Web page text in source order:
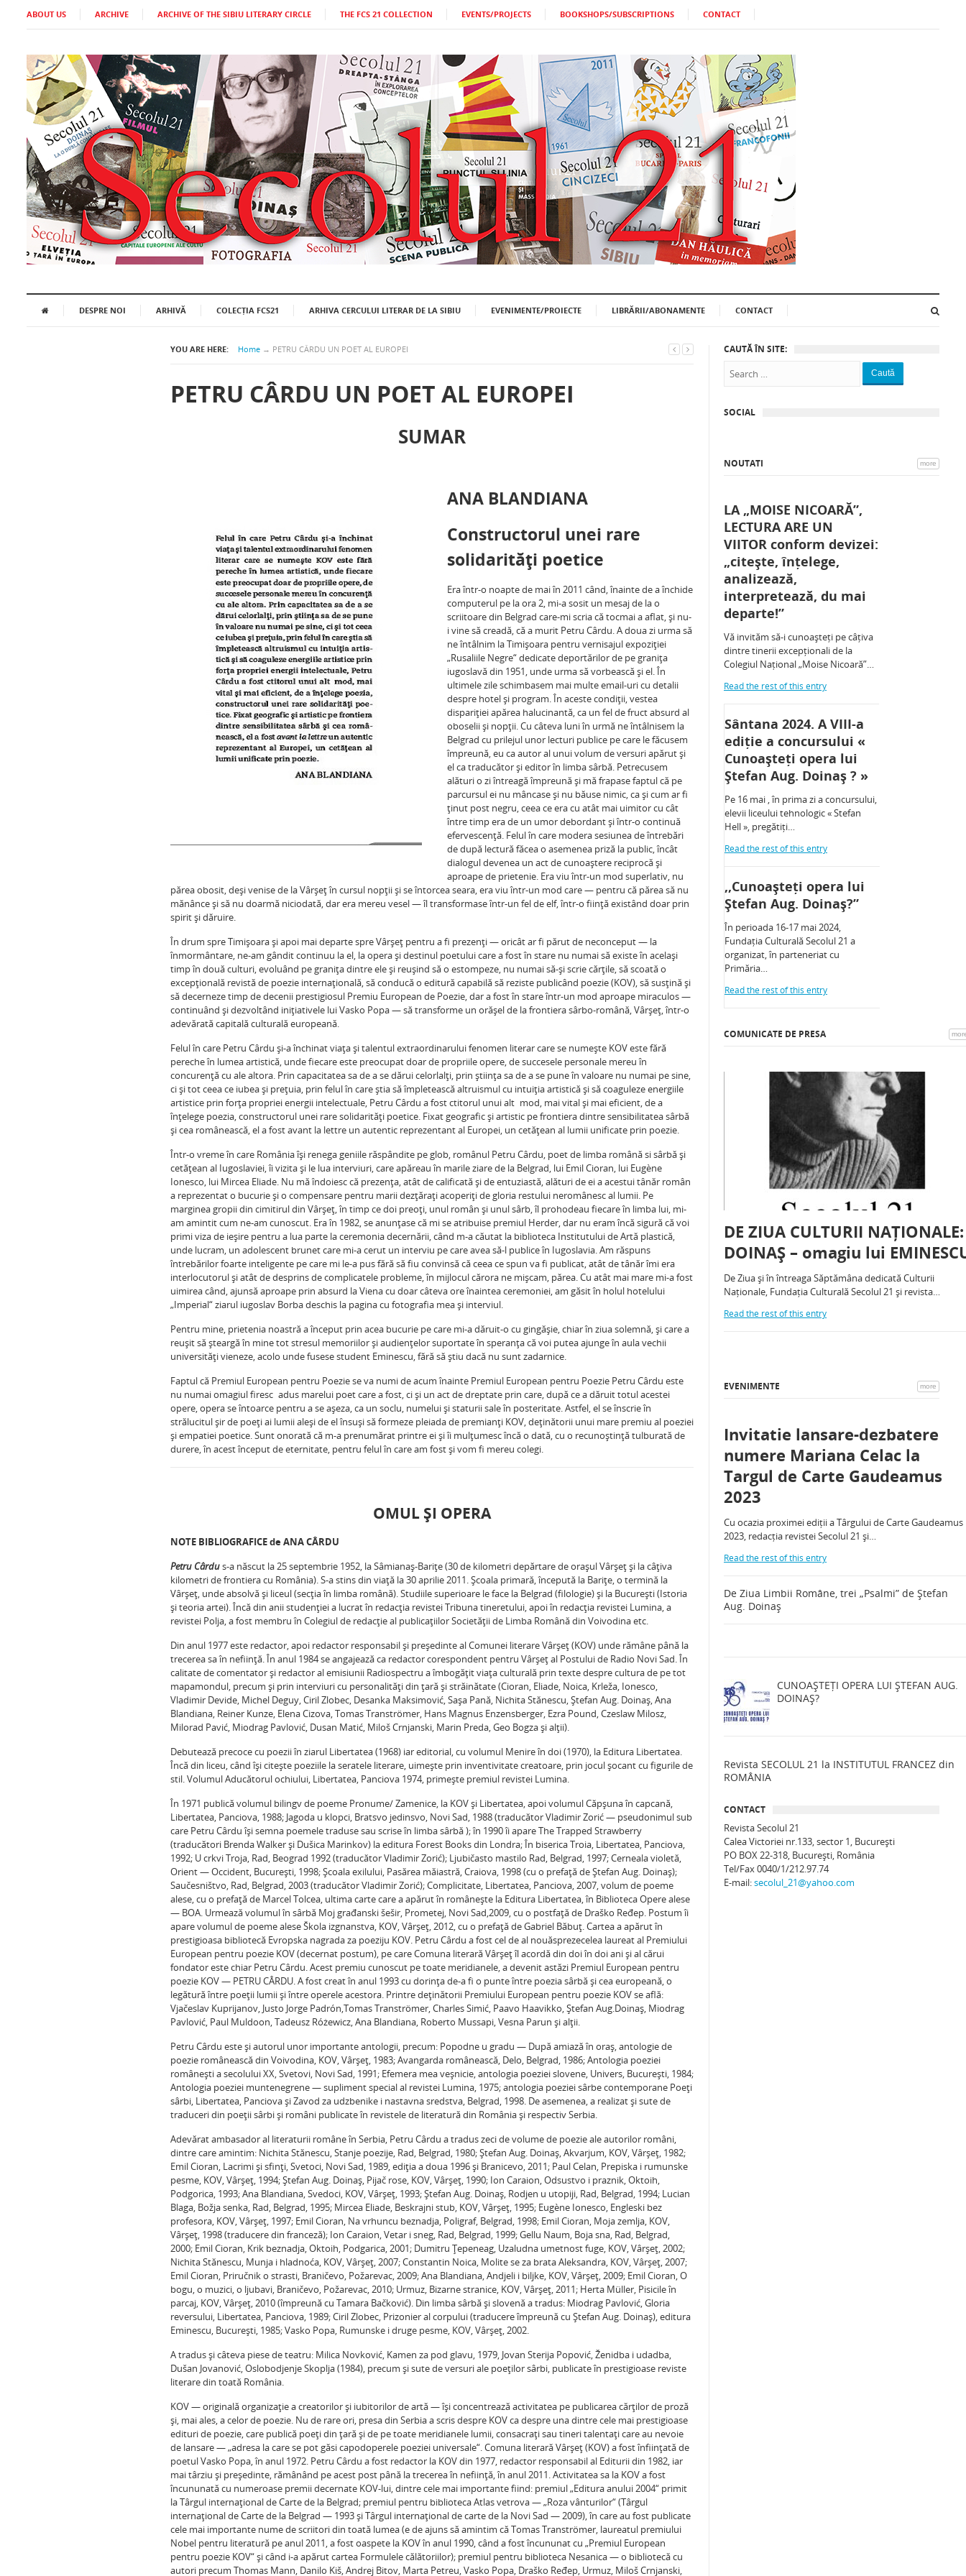
ABOUT US ARCHIVE ARCHIVE OF THE SIBIU LITERARY CIRCLE THE FCS 21 COLLECTION EVENTS/PROJECTS BOOKSHOPS/SUBSCRIPTIONS CONTACT
DESPRE NOI ARHIVĂ COLECȚIA FCS21 ARHIVA CERCULUI LITERAR DE LA SIBIU EVENIMENTE/PROIECTE LIBRĂRII/ABONAMENTE CONTACT
YOU ARE HERE: Home → PETRU CÂRDU UN POET AL EUROPEI
PETRU CÂRDU UN POET AL EUROPEI
SUMAR
ANA BLANDIANA
Constructorul unei rare
solidarităţi poetice
Era într-o noapte de mai în 2011 când, înainte de a închide
computerul pe la ora 2, mi-a sosit un mesaj de la o
scriitoare din Belgrad care-mi scria că tocmai a aflat, şi nu-
i vine să creadă, că a murit Petru Cârdu. A doua zi urma să
ne întâlnim la Timişoara pentru vernisajul expoziţiei
„Rusaliile Negre“ dedicate deportărilor de pe graniţa
iugoslavă din 1951, unde urma să vorbească şi el. În
ultimele zile schimbasem mai multe email-uri cu detalii
despre hotel şi program. În aceste condiţii, vestea
dispariţiei apărea halucinantă, ca un fel de fruct absurd al
oboselii şi nopţii. Cu câteva luni în urmă ne întâlnisem la
Belgrad cu prilejul unor lecturi publice pe care le făcusem
împreună, eu ca autor al unui volum de versuri apărut şi
el ca traducător şi editor în limba sârbă. Petrecusem
alături o zi întreagă împreună şi mă frapase faptul că pe
parcursul ei nu mâncase şi nu băuse nimic, ca şi cum ar fi
ţinut post negru, ceea ce era cu atât mai uimitor cu cât
între timp era de un umor debordant şi într-o continuă
efervescenţă. Felul în care modera sesiunea de întrebări
de după lectură făcea o asemenea priză la public, încât
dialogul devenea un act de cunoaştere reciprocă şi
aproape de prietenie. Era viu într-un mod superlativ, nu
părea obosit, deşi venise de la Vârşeţ în cursul nopţii şi se întorcea seara, era viu într-un mod care — pentru că părea să nu
mănânce şi să nu doarmă niciodată, dar era mereu vesel — îl transformase într-un fel de elf, într-o fiinţă existând doar prin
spirit şi dăruire.
În drum spre Timişoara şi apoi mai departe spre Vârşeţ pentru a fi prezenţi — oricât ar fi părut de neconceput — la
înmormântare, ne-am gândit continuu la el, la opera şi destinul poetului care a fost în stare nu numai să existe în acelaşi
timp în două culturi, evoluând pe graniţa dintre ele şi reuşind să o estompeze, nu numai să-şi scrie cărţile, să scoată o
excepţională revistă de poezie internaţională, să conducă o editură capabilă să reziste publicând poezie (KOV), să susţină şi
să decerneze timp de decenii prestigiosul Premiu European de Poezie, dar a fost în stare într-un mod aproape miraculos —
continuând şi dezvoltând iniţiativele lui Vasko Popa — să transforme un orăşel de la frontiera sârbo-română, Vârşeţ, într-o
adevărată capitală culturală europeană.
Felul în care Petru Cârdu şi-a închinat viaţa şi talentul extraordinarului fenomen literar care se numeşte KOV este fără
pereche în lumea artistică, unde fiecare este preocupat doar de propriile opere, de succesele personale mereu în
concurenţă cu ale altora. Prin capacitatea sa de a se dărui celorlalţi, prin ştiinţa sa de a se pune în valoare nu numai pe sine,
ci şi tot ceea ce iubea şi preţuia, prin felul în care ştia să împletească altruismul cu intuiţia artistică şi să coaguleze energiile
artistice prin forţa propriei energii intelectuale, Petru Cârdu a fost ctitorul unui alt mod, mai vital şi mai eficient, de a
înţelege poezia, constructorul unei rare solidarităţi poetice. Fixat geografic şi artistic pe frontiera dintre sensibilitatea sârbă
şi cea românească, el a fost avant la lettre un autentic reprezentant al Europei, un cetăţean al lumii unificate prin poezie.
Într-o vreme în care România îşi renega geniile răspândite pe glob, românul Petru Cârdu, poet de limba română si sârbă şi
cetăţean al Iugoslaviei, îi vizita şi le lua interviuri, care apăreau în marile ziare de la Belgrad, lui Emil Cioran, lui Eugène
Ionesco, lui Mircea Eliade. Nu mă îndoiesc că prezenţa, atât de calificată şi de entuziastă, alături de ei a acestui tânăr român
a reprezentat o bucurie şi o compensare pentru marii dezţăraţi acoperiţi de gloria restului neromânesc al lumii. Pe
marginea gropii din cimitirul din Vârşeţ, în timp ce doi preoţi, unul român şi unul sârb, îl prohodeau fiecare în limba lui, mi-
am amintit cum ne-am cunoscut. Era în 1982, se anunţase că mi se atribuise premiul Herder, dar nu eram încă sigură că voi
primi viza de ieşire pentru a lua parte la ceremonia decernării, când m-a căutat la biblioteca Institutului de Artă plastică,
unde lucram, un adolescent brunet care mi-a cerut un interviu pe care avea să-l publice în Iugoslavia. Am răspuns
întrebărilor foarte inteligente pe care mi le-a pus fără să fiu convinsă că ceea ce spun va fi publicat, atât de tânăr îmi era
interlocutorul şi atât de desprins de complicatele probleme, în mijlocul cărora ne mişcam, părea. Cu atât mai mare mi-a fost
uimirea când, ajunsă aproape prin absurd la Viena cu doar câteva ore înaintea ceremoniei, am găsit în holul hotelului
„Imperial“ ziarul iugoslav Borba deschis la pagina cu fotografia mea şi interviul.
Pentru mine, prietenia noastră a început prin acea bucurie pe care mi-a dăruit-o cu gingăşie, chiar în ziua solemnă, şi care a
reuşit să şteargă în mine tot stresul memoriilor şi audienţelor suportate în speranţa că voi putea ajunge în aula vechii
universităţi vieneze, acolo unde fusese student Eminescu, fără să ştiu dacă nu sunt zadarnice.
Faptul că Premiul European pentru Poezie se va numi de acum înainte Premiul European pentru Poezie Petru Cârdu este
nu numai omagiul firesc adus marelui poet care a fost, ci şi un act de dreptate prin care, după ce a dăruit totul acestei
opere, opera se întoarce pentru a se aşeza, ca un soclu, numelui şi staturii sale în posteritate. Astfel, el se înscrie în
strălucitul şir de poeţi ai lumii aleşi de el însuşi să formeze pleiada de premianţi KOV, deţinătorii unui mare premiu al poeziei
şi empatiei poetice. Sunt onorată că m-a prenumărat printre ei şi îi mulţumesc încă o dată, cu o recunoştinţă tulburată de
durere, în acest început de eternitate, pentru felul în care am fost şi vom fi mereu colegi.
OMUL ŞI OPERA
NOTE BIBLIOGRAFICE de ANA CÂRDU
Petru Cârdus-a născut la 25 septembrie 1952, la Sâmianaş-Bariţe (30 de kilometri depărtare de oraşul Vârşeţ şi la câţiva
kilometri de frontiera cu România). S-a stins din viaţă la 30 aprilie 2011. Şcoala primară, începută la Bariţe, o termină la
Vârşeţ, unde absolvă şi liceul (secţia în limba română). Studiile superioare le face la Belgrad (filologie) şi la Bucureşti (Istoria
şi teoria artei). Încă din anii studenţiei a lucrat în redacţia revistei Tribuna tineretului, apoi în redacţia revistei Lumina, a
revistei Polja, a fost membru în Colegiul de redacţie al publicaţiilor Societăţii de Limba Română din Voivodina etc.
Din anul 1977 este redactor, apoi redactor responsabil şi preşedinte al Comunei literare Vârşeţ (KOV) unde rămâne până la
trecerea sa în nefiinţă. În anul 1984 se angajează ca redactor corespondent pentru Vârşeţ al Postului de Radio Novi Sad. În
calitate de comentator şi redactor al emisiunii Radiospectru a îmbogăţit viaţa culturală prin texte despre cultura de pe tot
mapamondul, precum şi prin interviuri cu personalităţi din ţară şi străinătate (Cioran, Eliade, Noica, Krleža, Ionesco,
Vladimir Devide, Michel Deguy, Ciril Zlobec, Desanka Maksimović, Saşa Pană, Nichita Stănescu, Ştefan Aug. Doinaş, Ana
Blandiana, Reiner Kunze, Elena Cizova, Tomas Tranströmer, Hans Magnus Enzensberger, Ezra Pound, Czeslaw Milosz,
Milorad Pavić, Miodrag Pavlović, Dusan Matić, Miloš Crnjanski, Marin Preda, Geo Bogza şi alţii).
Debutează precoce cu poezii în ziarul Libertatea (1968) iar editorial, cu volumul Menire în doi (1970), la Editura Libertatea.
Încă din liceu, când îşi citeşte poeziile la seratele literare, uimeşte prin inventivitate creatoare, prin jocul şocant cu figurile de
stil. Volumul Aducătorul ochiului, Libertatea, Panciova 1974, primeşte premiul revistei Lumina.
În 1971 publică volumul bilingv de poeme Pronume/ Zamenice, la KOV şi Libertatea, apoi volumul Căpşuna în capcană,
Libertatea, Panciova, 1988; Jagoda u klopci, Bratsvo jedinsvo, Novi Sad, 1988 (traducător Vladimir Zorić — pseudonimul sub
care Petru Cârdu îşi semna poemele traduse sau scrise în limba sârbă ); în 1990 îi apare The Trapped Strawberry
(traducători Brenda Walker şi Dušica Marinkov) la editura Forest Books din Londra; În biserica Troia, Libertatea, Panciova,
1992; U crkvi Troja, Rad, Beograd 1992 (traducător Vladimir Zorić); Ljubičasto mastilo Rad, Belgrad, 1997; Cerneala violetă,
Orient — Occident, Bucureşti, 1998; Şcoala exilului, Pasărea măiastră, Craiova, 1998 (cu o prefaţă de Ştefan Aug. Doinaş);
Saučesništvo, Rad, Belgrad, 2003 (traducător Vladimir Zorić); Complicitate, Libertatea, Panciova, 2007, volum de poeme
alese, cu o prefaţă de Marcel Tolcea, ultima carte care a apărut în româneşte la Editura Libertatea, în Biblioteca Opere alese
— BOA. Urmează volumul în sârbă Moj građanski šešir, Prometej, Novi Sad,2009, cu o postfaţă de Draško Ređep. Postum îi
apare volumul de poeme alese Škola izgnanstva, KOV, Vârşeţ, 2012, cu o prefaţă de Gabriel Băbuţ. Cartea a apărut în
prestigioasa bibliotecă Evropska nagrada za poeziju KOV. Petru Cârdu a fost cel de al nouăsprezecelea laureat al Premiului
European pentru poezie KOV (decernat postum), pe care Comuna literară Vârşeţ îl acordă din doi în doi ani şi al cărui
fondator este chiar Petru Cârdu. Acest premiu cunoscut pe toate meridianele, a devenit astăzi Premiul European pentru
poezie KOV — PETRU CÂRDU. A fost creat în anul 1993 cu dorinţa de-a fi o punte între poezia sârbă şi cea europeană, o
legătură între poeţii lumii şi între operele acestora. Printre deţinătorii Premiului European pentru poezie KOV se află:
Vjačeslav Kuprijanov, Justo Jorge Padrón,Tomas Tranströmer, Charles Simić, Paavo Haavikko, Ştefan Aug.Doinaş, Miodrag
Pavlović, Paul Muldoon, Tadeusz Różewicz, Ana Blandiana, Roberto Mussapi, Vesna Parun şi alţii.
Petru Cârdu este şi autorul unor importante antologii, precum: Popodne u gradu — După amiază în oraş, antologie de
poezie românească din Voivodina, KOV, Vârşeţ, 1983; Avangarda românească, Delo, Belgrad, 1986; Antologia poeziei
româneşti a secolului XX, Svetovi, Novi Sad, 1991; Efemera mea veşnicie, antologia poeziei slovene, Univers, Bucureşti, 1984;
Antologia poeziei muntenegrene — supliment special al revistei Lumina, 1975; antologia poeziei sârbe contemporane Poeţi
sârbi, Libertatea, Panciova şi Zavod za udzbenike i nastavna sredstva, Belgrad, 1998. De asemenea, a realizat şi sute de
traduceri din poeţii sârbi şi români publicate în revistele de literatură din România şi respectiv Serbia.
Adevărat ambasador al literaturii române în Serbia, Petru Cârdu a tradus zeci de volume de poezie ale autorilor români,
dintre care amintim: Nichita Stănescu, Stanje poezije, Rad, Belgrad, 1980; Ştefan Aug. Doinaş, Akvarjum, KOV, Vârşeţ, 1982;
Emil Cioran, Lacrimi şi sfinţi, Svetoci, Novi Sad, 1989, ediţia a doua 1996 şi Branicevo, 2011; Paul Celan, Prepiska i rumunske
pesme, KOV, Vârşeţ, 1994; Ştefan Aug. Doinaş, Pijač rose, KOV, Vârşeţ, 1990; Ion Caraion, Odsustvo i praznik, Oktoih,
Podgorica, 1993; Ana Blandiana, Svedoci, KOV, Vârşeţ, 1993; Ştefan Aug. Doinaş, Rodjen u utopiji, Rad, Belgrad, 1994; Lucian
Blaga, Božja senka, Rad, Belgrad, 1995; Mircea Eliade, Beskrajni stub, KOV, Vârşeţ, 1995; Eugène Ionesco, Engleski bez
profesora, KOV, Vârşeţ, 1997; Emil Cioran, Na vrhuncu beznadja, Poligraf, Belgrad, 1998; Emil Cioran, Moja zemlja, KOV,
Vârşeţ, 1998 (traducere din franceză); Ion Caraion, Vetar i sneg, Rad, Belgrad, 1999; Gellu Naum, Boja sna, Rad, Belgrad,
2000; Emil Cioran, Krik beznadja, Oktoih, Podgarica, 2001; Dumitru Ţepeneag, Uzaludna umetnost fuge, KOV, Vârşeţ, 2002;
Nichita Stănescu, Munja i hladnoća, KOV, Vârşeţ, 2007; Constantin Noica, Molite se za brata Aleksandra, KOV, Vârşeţ, 2007;
Emil Cioran, Priručnik o strasti, Braničevo, Požarevac, 2009; Ana Blandiana, Andjeli i biljke, KOV, Vârşeţ, 2009; Emil Cioran, O
bogu, o muzici, o ljubavi, Braničevo, Požarevac, 2010; Urmuz, Bizarne stranice, KOV, Vârşeţ, 2011; Herta Müller, Pisicile în
parcaj, KOV, Vârşeţ, 2010 (împreună cu Tamara Bačković). Din limba sârbă şi slovenă a tradus: Miodrag Pavlović, Gloria
reversului, Libertatea, Panciova, 1989; Ciril Zlobec, Prizonier al corpului (traducere împreună cu Ştefan Aug. Doinaş), editura
Eminescu, Bucureşti, 1985; Vasko Popa, Rumunske i druge pesme, KOV, Vârşeţ, 2002.
A tradus şi câteva piese de teatru: Milica Novković, Kamen za pod glavu, 1979, Jovan Sterija Popović, Ženidba i udadba,
Dušan Jovanović, Oslobodjenje Skoplja (1984), precum şi sute de versuri ale poeţilor sârbi, publicate în prestigioase reviste
literare din toată România.
KOV — originală organizaţie a creatorilor şi iubitorilor de artă — îşi concentrează activitatea pe publicarea cărţilor de proză
şi, mai ales, a celor de poezie. Nu de rare ori, presa din Serbia a scris despre KOV ca despre una dintre cele mai prestigioase
edituri de poezie, care publică poeţi din ţară şi de pe toate meridianele lumii, consacraţi sau tineri talentaţi care au nevoie
de lansare — „adresa la care se pot găsi capodoperele poeziei universale“. Comuna literară Vârşeţ (KOV) a fost înfiinţată de
poetul Vasko Popa, în anul 1972. Petru Cârdu a fost redactor la KOV din 1977, redactor responsabil al Editurii din 1982, iar
mai târziu şi preşedinte, rămânând pe acest post până la trecerea în nefiinţă, în anul 2011. Activitatea sa la KOV a fost
încununată cu numeroase premii decernate KOV-lui, dintre cele mai importante fiind: premiul „Editura anului 2004“ primit
la Târgul internaţional de Carte de la Belgrad; premiul pentru biblioteca Atlas vetrova — „Roza vânturilor“ (Târgul
internaţional de Carte de la Belgrad — 1993 şi Târgul internaţional de carte de la Novi Sad — 2009), în care au fost publicate
cele mai importante nume de scriitori din toată lumea (e de ajuns să amintim că Tomas Tranströmer, laureatul premiului
Nobel pentru literatură pe anul 2011, a fost oaspete la KOV în anul 1990, când a fost încununat cu „Premiul European
pentru poezie KOV“ şi când i-a apărut cartea Formulele călătoriilor); premiul pentru biblioteca Nesanica — o bibliotecă cu
autori precum Thomas Mann, Danilo Kiš, Andrej Bitov, Marta Petreu, Vasko Popa, Draško Ređep, Urmuz, Miloš Crnjanski,
CAUTĂ ÎN SITE:
Caută
SOCIAL
NOUTATI more
LA „MOISE NICOARĂ”,
LECTURA ARE UN
VIITOR conform devizei:
„citește, înțelege,
analizează,
interpretează, du mai
departe!”
Vă invităm să-i cunoașteți pe câțiva
dintre tinerii excepționali de la
Colegiul Național „Moise Nicoară”…
Read the rest of this entry
Sântana 2024. A VIII-a
ediție a concursului «
Cunoașteți opera lui
Ștefan Aug. Doinaș ? »
Pe 16 mai , în prima zi a concursului,
elevii liceului tehnologic « Stefan
Hell », pregătiți…
Read the rest of this entry
,,Cunoașteți opera lui
Ștefan Aug. Doinaș?”
În perioada 16-17 mai 2024,
Fundația Culturală Secolul 21 a
organizat, în parteneriat cu
Primăria…
Read the rest of this entry
COMUNICATE DE PRESA
DE ZIUA CULTURII NAȚIONALE:
DOINAȘ – omagiu lui
De Ziua și în întreaga Săptămâna dedicată Culturii
Naționale, Fundația Culturală Secolul 21 și revista…
Read the rest of this entry
EVENIMENTE more
Invitatie lansare-dezbatere
numere Mariana Celac la
Targul de Carte Gaudeamus
2023
Cu ocazia proximei ediții a Târgului de Carte Gaudeamus
2023, redacția revistei Secolul 21 și…
Read the rest of this entry
De Ziua Limbii Române, trei „Psalmi” de Ștefan
Aug. Doinaș
CUNOAȘTEȚI OPERA LUI ȘTEFAN AUG.
DOINAȘ?
Revista SECOLUL 21 la INSTITUTUL FRANCEZ din
ROMÂNIA
CONTACT
Revista Secolul 21
Calea Victoriei nr.133, sector 1, Bucureşti
PO BOX 22-318, București, România
Tel/Fax 0040/1/212.97.74
E-mail:secolul_21@yahoo.com